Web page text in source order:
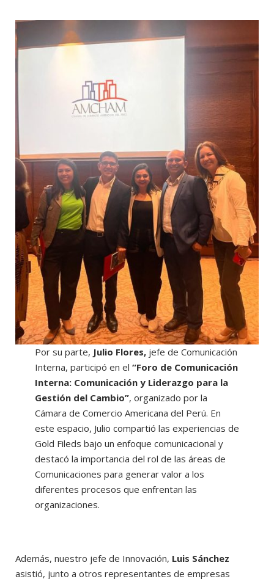
Por su parte, Julio Flores,jefe de Comunicación
Interna, participó en el “Foro de Comunicación
Interna: Comunicación y Liderazgo para la
Gestión del Cambio”, organizado por la
Cámara de Comercio Americana del Perú. En
este espacio, Julio compartió las experiencias de
Gold Fileds bajo un enfoque comunicacional y
destacó la importancia del rol de las áreas de
Comunicaciones para generar valor a los
diferentes procesos que enfrentan las
organizaciones.
Además, nuestro jefe de Innovación, Luis Sánchez
asistió, junto a otros representantes de empresas